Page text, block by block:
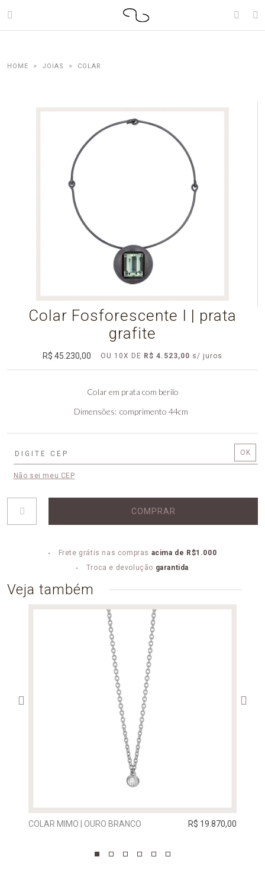
JOIAS COLAR
Colar Fosforescente I | prata
grafite
R$ 45.230,00 OU 10X DE R$ 4.523,00
Colar em prata com berilo
Dimensões comprimento 44cm
Não sei meu CEP
COMPRAR
Frete grátis nas compras acima de R$1.000
Troca e devolução garantida
Veja também
COLAR MIMO | OURO BRANCO R$ 19.870,00